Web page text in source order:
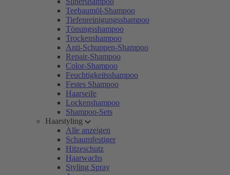
Teebaumöl-Shampoo
Tiefenreinigungsshampoo
Tönungsshampoo
Trockenshampoo
Anti-Schuppen-Shampoo
Repair-Shampoo
Color-Shampoo
Feuchtigkeitsshampoo
Festes Shampoo
Haarseife
Lockenshampoo
Shampoo-Sets
Haarstyling
Alle anzeigen
Schaumfestiger
Hitzeschutz
Haarwachs
Styling Spray